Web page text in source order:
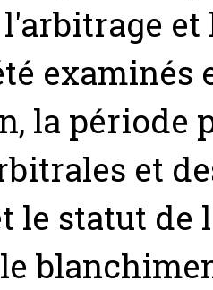
et
examinés
la période
et
le statut de